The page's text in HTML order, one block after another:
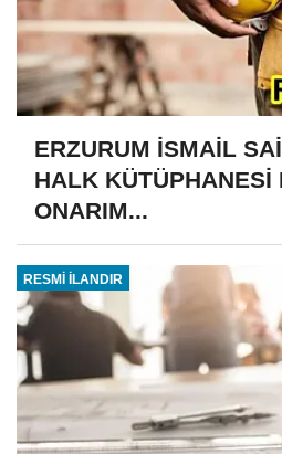
ERZURUM İSMAİL
HALK KÜTÜPHANESİ
ONARIM...
RESMİ İLANDIR